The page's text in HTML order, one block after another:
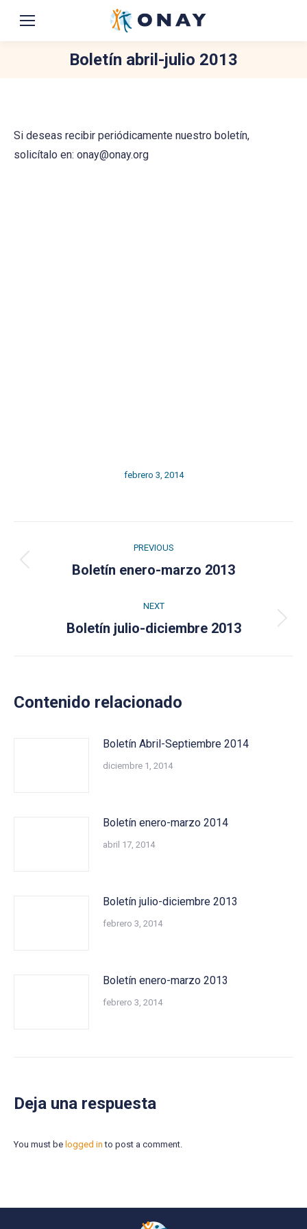
Boletín abril-julio 2013
Si deseas recibir periódicamente nuestro boletín,
solicítalo en: onay@onay.org
febrero 3, 2014
navigation
PREVIOUS
Previous
Boletín enero-marzo 2013
NEXT
Next
Boletín julio-diciembre 2013
Contenido relacionado
Boletín Abril-Septiembre 2014
diciembre 1, 2014
Boletín enero-marzo 2014
abril 17, 2014
Boletín julio-diciembre 2013
febrero 3, 2014
Boletín enero-marzo 2013
febrero 3, 2014
Deja una respuesta
You must be logged in to post a comment.